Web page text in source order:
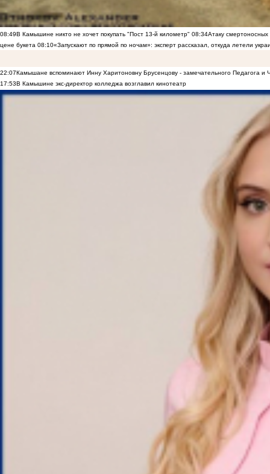
08:49В Камышине никто не хочет покупать "Пост 13-й километр" 08:34Атаку
цене букета 08:10«Запускают по прямой по ночам»: эксперт рассказал, откуда летели
22:07Камышане вспоминают Инну Харитоновну Брусенцову - замечательного Педагога и
17:53В Камышине экс-директор колледжа возглавил кинотеатр